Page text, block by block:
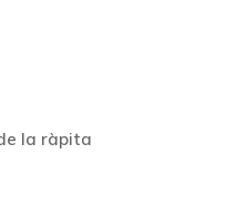
la ràpita